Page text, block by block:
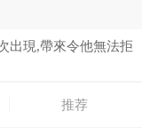
出現,帶來令他無法拒
推荐